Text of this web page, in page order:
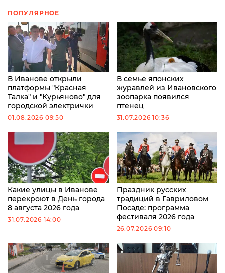
ПОПУЛЯРНОЕ
В Иванове открыли
платформы "Красная
Талка" и "Курьяново" для
городской электрички
01.08.2026 09:50
В семье японских
журавлей из Ивановского
зоопарка появился
птенец
31.07.2026 10:36
Какие улицы в Иванове
перекроют в День города
8 августа 2026 года
31.07.2026 14:00
Праздник русских
традиций в Гавриловом
Посаде: программа
фестиваля 2026 года
26.07.2026 09:10